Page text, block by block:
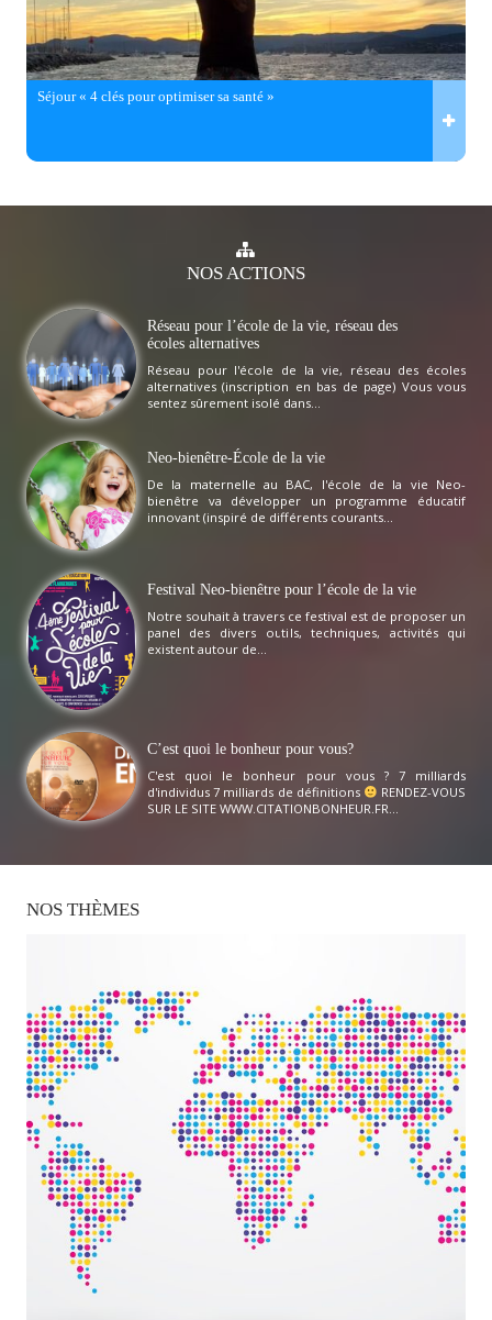
Séjour « 4 clés pour optimiser sa santé »
NOSACTIONS
Réseau pour l’école de la vie, réseau des
écoles alternatives
Réseau pour l'école de la vie, réseau des écoles
alternatives (inscription en bas de page) Vous vous
sentez sûrement isolé dans...
Neo-bienêtre-École de la vie
De la maternelle au BAC, l'école de la vie Neo-
bienêtre va développer un programme éducatif
innovant (inspiré de différents courants...
Festival Neo-bienêtre pour l’école de la vie
Notre souhait à travers ce festival est de proposer un
panel des divers outils, techniques, activités qui
existent autour de...
C’est quoi le bonheur pour vous?
C'est quoi le bonheur pour vous ? 7 milliards
d'individus 7 milliards de définitions
RENDEZ-VOUS
SUR LE SITE WWW.CITATIONBONHEUR.FR...
NOS THÈMES